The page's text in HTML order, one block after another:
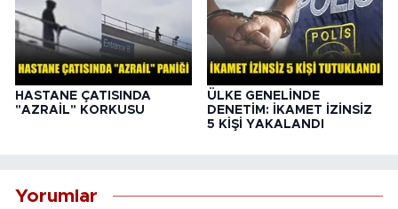
HASTANE ÇATISINDA
"AZRAİL" KORKUSU
ÜLKE GENELİNDE
DENETİM: İKAMET İZİNSİZ
5 KİŞİ YAKALANDI
Yorumlar